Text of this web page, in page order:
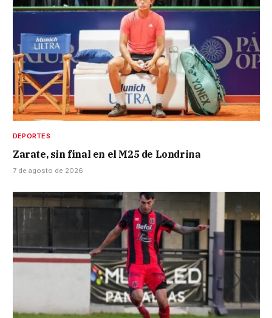
DEPORTES
Zarate, sin final en el M25 de Londrina
7 de agosto de 2026